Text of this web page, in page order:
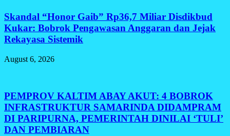
Skandal “Honor Gaib” Rp36,7 Miliar Disdikbud
Kukar: Bobrok Pengawasan Anggaran dan Jejak
Rekayasa Sistemik
August 6, 2026
PEMPROV KALTIM ABAY AKUT: 4 BOBROK
INFRASTRUKTUR SAMARINDA DIDAMPRAM
DI PARIPURNA, PEMERINTAH DINILAI ‘TULI’
DAN PEMBIARAN